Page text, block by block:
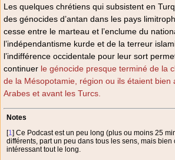
Les quelques chrétiens qui subsistent en
des génocides d’antan dans les pays
cesse entre le marteau et l’enclume du
l’indépendantisme kurde et de la terreur
l’indifférence occidentale pour leur sort
continuer le génocide presque terminé de la
de la Mésopotamie, région ou ils étaient bien
Arabes et avant les Turcs.
Notes
[1] Ce Podcast est un peu long (plus ou moins 25
différents, part un peu dans tous les sens, mais bien
intéressant tout le long.